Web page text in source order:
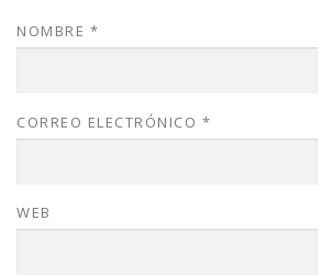
NOMBRE *
CORREO ELECTRÓNICO *
WEB